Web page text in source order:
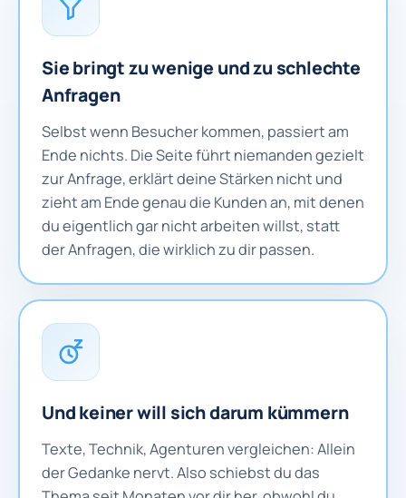
Sie bringt zu wenige und zu schlechte
Anfragen
Selbst wenn Besucher kommen, passiert am
Ende nichts. Die Seite führt niemanden gezielt
zur Anfrage, erklärt deine Stärken nicht und
zieht am Ende genau die Kunden an, mit denen
du eigentlich gar nicht arbeiten willst, statt
der Anfragen, die wirklich zu dir passen.
Und keiner will sich darum kümmern
Texte, Technik, Agenturen vergleichen: Allein
der Gedanke nervt. Also schiebst du das